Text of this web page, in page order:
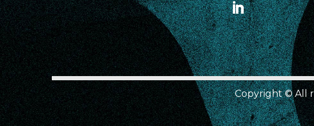
Copyright © All